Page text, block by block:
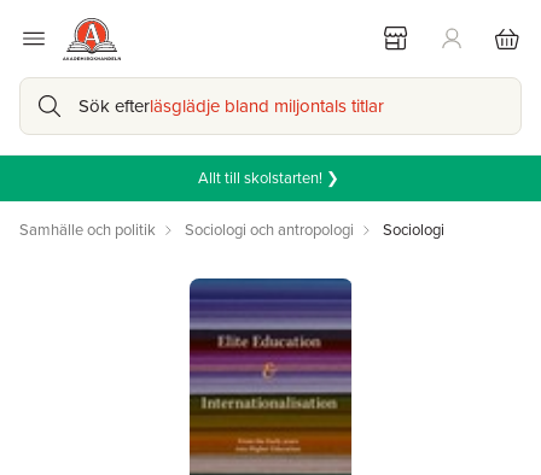
Sök efterläsglädje bland miljontals titlar
Allt till skolstarten! ❯
Samhälle och politik Sociologi och antropologi Sociologi